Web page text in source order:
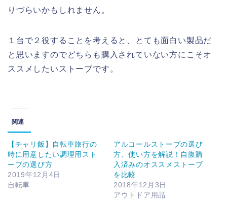
りづらいかもしれません。
１台で２役することを考えると、とても面白い製品だ
と思いますのでどちらも購入されていない方にこそオ
ススメしたいストーブです。
関連
【チャリ飯】自転車旅行の
時に用意したい調理用スト
ーブの選び方
2019年12月4日
自転車
アルコールストーブの選び
方、使い方を解説！自腹購
入済みのオススメストーブ
を比較
2018年12月3日
アウトドア用品